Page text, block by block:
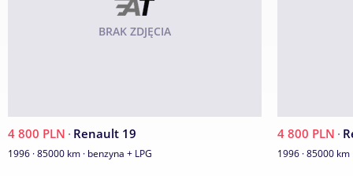
FAKTURZE ZAKUPU SAMOCHODU .
- Na każdy samochód klient otrzymuje pisemną gwarancję na
BEZWYPADKOWOŚĆ oraz Gwarancję Legalności Pochodzenia
Dodatkowe informacje: liczba poduszek powietrznych: 1,
pochodzenia: Polska
BRAK ZDJĘCIA
4 800 PLN · Renault 19
1996 · 85000 km · benzyna + LPG
4 800 PLN ·
1996 · 85000 km